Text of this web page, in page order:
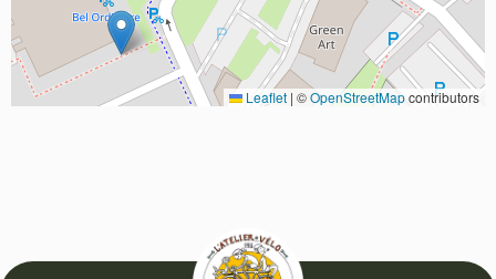
Leaflet | ©OpenStreetMapcontributors